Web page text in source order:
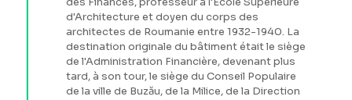
d'Architecture et doyen du corps des
architectes de Roumanie entre 1932-1940. La
destination originale du bâtiment était le siège
de l'Administration Financière, devenant plus
tard, à son tour, le siège du Conseil Populaire
de la ville de Buzău, de la Milice, de la Direction